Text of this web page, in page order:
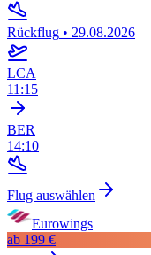
Rückflug • 29.08.2026
LCA
11:15
BER
14:10
Flug auswählen
Eurowings
ab 199 €